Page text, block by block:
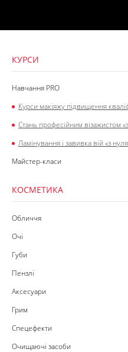
КУРСИ
Навчання PRO
Курси макіяжу підвищення
Стань професійним візажистом
Ламінування і завивка вій «з
Майстер-класи
КОСМЕТИКА
Обличчя
Очі
Губи
Пензлі
Аксесуари
Грим
Спецефекти
Очищаючі засоби